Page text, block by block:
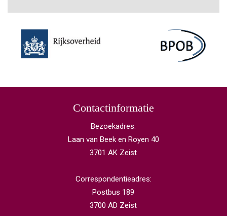
Contactinformatie
Bezoekadres:
Laan van Beek en Royen 40
3701 AK Zeist
Correspondentieadres:
Postbus 189
3700 AD Zeist